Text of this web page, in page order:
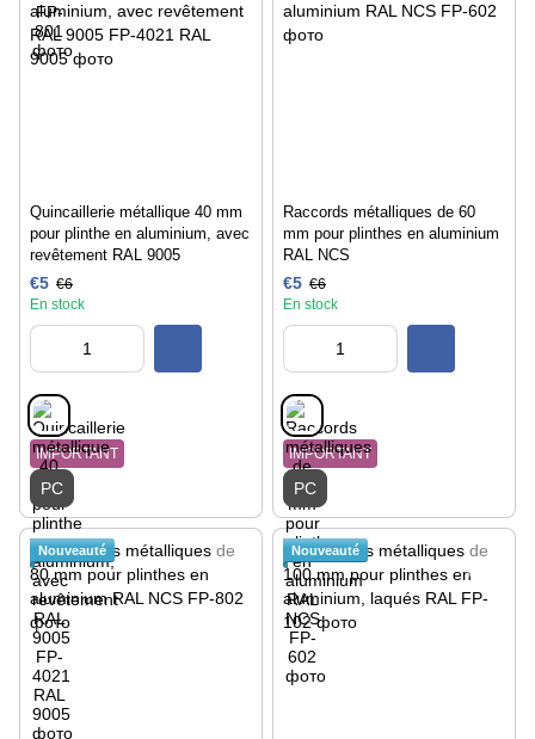
Quincaillerie métallique 40 mm
pour plinthe en aluminium, avec
revêtement RAL 9005
€5 €6
En stock
IMPORTANT
PC
Raccords métalliques de 60
mm pour plinthes en aluminium
RAL NCS
€5 €6
En stock
IMPORTANT
PC
Nouveauté Nouveauté